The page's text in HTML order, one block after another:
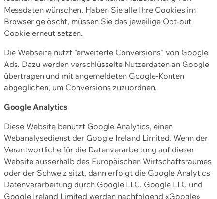
Messdaten wünschen. Haben Sie alle Ihre Cookies im
Browser gelöscht, müssen Sie das jeweilige Opt-out
Cookie erneut setzen.
Die Webseite nutzt "erweiterte Conversions" von Google
Ads. Dazu werden verschlüsselte Nutzerdaten an Google
übertragen und mit angemeldeten Google-Konten
abgeglichen, um Conversions zuzuordnen.
Google Analytics
Diese Website benutzt Google Analytics, einen
Webanalysedienst der Google Ireland Limited. Wenn der
Verantwortliche für die Datenverarbeitung auf dieser
Website ausserhalb des Europäischen Wirtschaftsraumes
oder der Schweiz sitzt, dann erfolgt die Google Analytics
Datenverarbeitung durch Google LLC. Google LLC und
Google Ireland Limited werden nachfolgend «Google»